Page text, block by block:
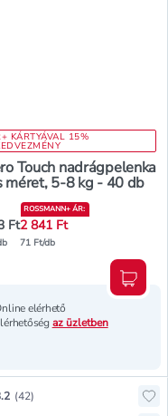
KÁRTYÁVAL 15%
Touch nadrágpelenka
méret, 5-8 kg - 40 db
Ft
ROSSMANN+ ÁR:
2 841 Ft
71 Ft/db
elérhető
az üzletben
a kedvencekhez,
pontszáma:
(42)